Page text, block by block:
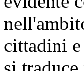
cittadini e